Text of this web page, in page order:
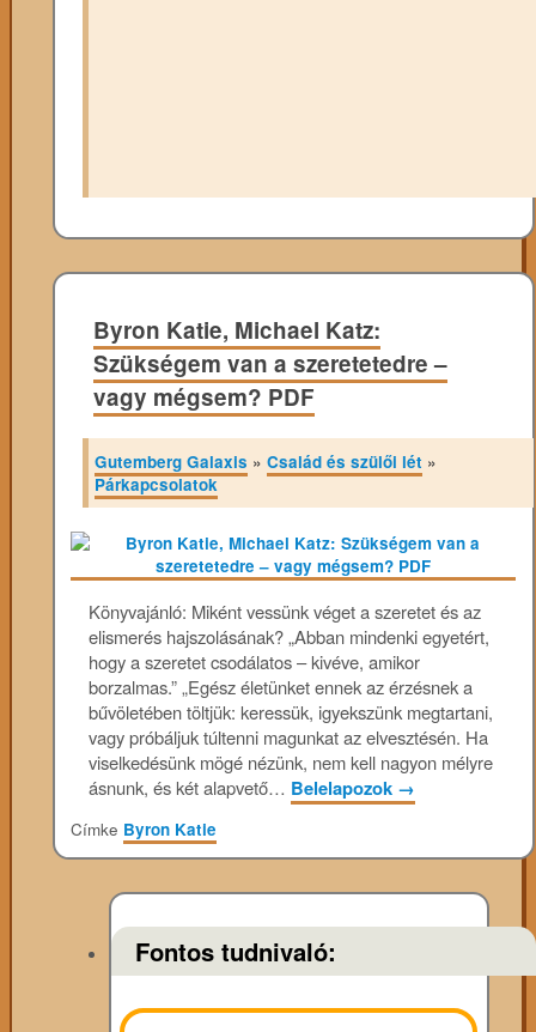
Byron Katie, Michael Katz:
Szükségem van a szeretetedre –
vagy mégsem? PDF
Gutemberg Galaxis »Család és szülői lét »
Párkapcsolatok
Könyvajánló: Miként vessünk véget a szeretet és az
elismerés hajszolásának? „Abban mindenki egyetért,
hogy a szeretet csodálatos – kivéve, amikor
borzalmas.” „Egész életünket ennek az érzésnek a
bűvöletében töltjük: keressük, igyekszünk megtartani,
vagy próbáljuk túltenni magunkat az elvesztésén. Ha
viselkedésünk mögé nézünk, nem kell nagyon mélyre
ásnunk, és két alapvető… Belelapozok →
Címke Byron Katie
Fontos tudnivaló: